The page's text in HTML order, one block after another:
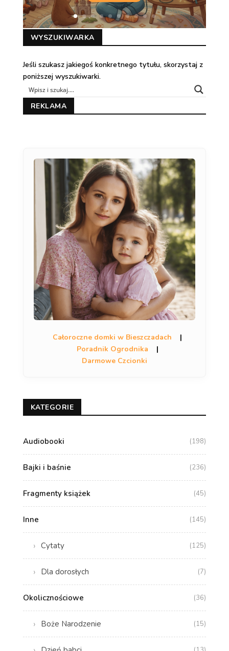
WYSZUKIWARKA
Jeśli szukasz jakiegoś konkretnego tytułu, skorzystaj z
poniższej wyszukiwarki.
REKLAMA
Całoroczne domki w Bieszczadach
|
Poradnik Ogrodnika
|
Darmowe Czcionki
KATEGORIE
Audiobooki (198)
Bajki i baśnie (236)
Fragmenty książek (45)
Inne (145)
Cytaty (125)
Dla dorosłych (7)
Okolicznościowe (36)
Boże Narodzenie (15)